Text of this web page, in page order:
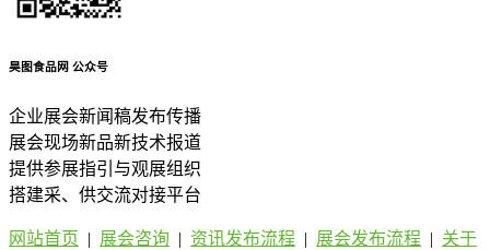
昊图食品网 公众号
企业展会新闻稿发布传播
展会现场新品新技术报道
提供参展指引与观展组织
搭建采、供交流对接平台
网站首页 | 展会咨询 | 资讯发布流程 | 展会发布流程 | 关于